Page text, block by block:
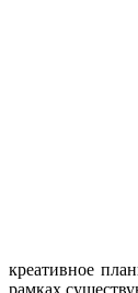
креативное
рамках